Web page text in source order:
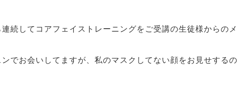
続してコアフェイストレーニングをご受講の生徒様からのメ
でお会いしてますが、私のマスクしてない顔をお見せするの